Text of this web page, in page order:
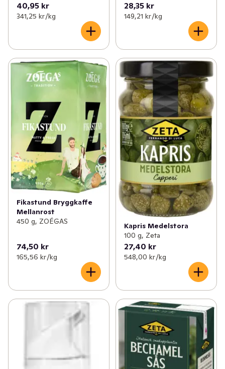
40,95 kr
341,25 kr /kg
28,35 kr
149,21 kr /kg
Fikastund Bryggkaffe
Mellanrost
450 g, ZOÉGAS
74,50 kr
165,56 kr /kg
Kapris Medelstora
100 g, Zeta
27,40 kr
548,00 kr /kg